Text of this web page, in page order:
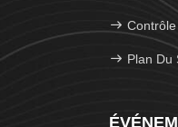
Plan Du